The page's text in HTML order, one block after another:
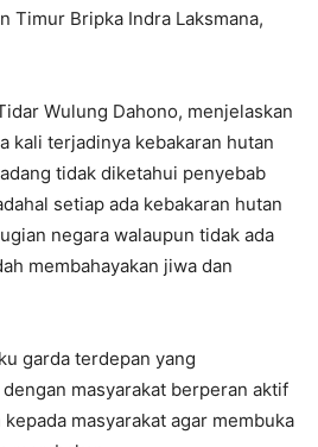
Timur Bripka Indra Laksmana,
Wulung Dahono, menjelaskan
kali terjadinya kebakaran hutan
tidak diketahui penyebab
setiap ada kebakaran hutan
negara walaupun tidak ada
membahayakan jiwa dan
garda terdepan yang
masyarakat berperan aktif
masyarakat agar membuka